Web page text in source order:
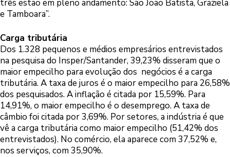
três estão em pleno andamento: São João Batista, Graziela
e Tamboara”.
Carga tributária
Dos 1.328 pequenos e médios empresários entrevistados
na pesquisa do Insper/Santander, 39,23% disseram que o
maior empecilho para evolução dos negócios é a carga
tributária. A taxa de juros é o maior empecilho para 26,58%
dos pesquisados. A inflação é citada por 15,59%. Para
14,91%, o maior empecilho é o desemprego. A taxa de
câmbio foi citada por 3,69%. Por setores, a indústria é que
vê a carga tributária como maior empecilho (51,42% dos
entrevistados). No comércio, ela aparece com 37,52% e,
nos serviços, com 35,90%.